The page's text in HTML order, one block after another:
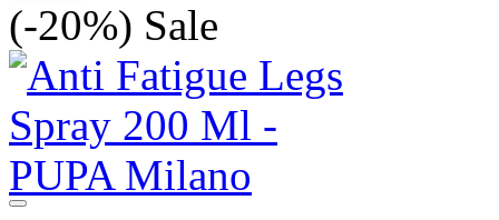
(-20%) Sale